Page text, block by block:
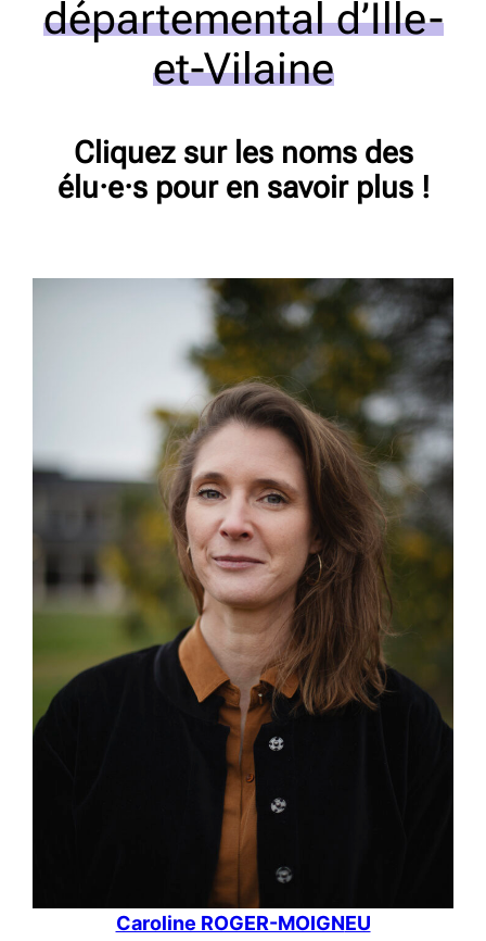
départemental d’Ille-
et-Vilaine
Cliquez sur les noms des
élu·e·s pour en savoir plus !
Caroline ROGER-MOIGNEU